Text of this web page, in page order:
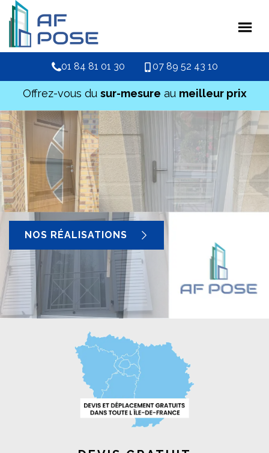
01 84 81 01 30 07 89 52 43 10
Offrez-vous du sur-mesure au meilleur prix
NOS RÉALISATIONS